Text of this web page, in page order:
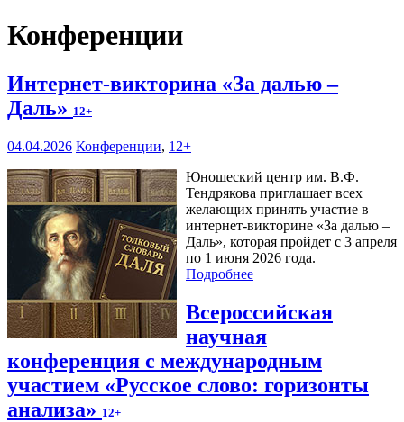
Конференции
Интернет-викторина «За далью –
Даль» 12+
04.04.2026 Конференции, 12+
Юношеский центр им. В.Ф.
Тендрякова приглашает всех
желающих принять участие в
интернет-викторине «За далью –
Даль», которая пройдет с 3 апреля
по 1 июня 2026 года.
Подробнее
Всероссийская
научная
конференция с международным
участием «Русское слово: горизонты
анализа» 12+